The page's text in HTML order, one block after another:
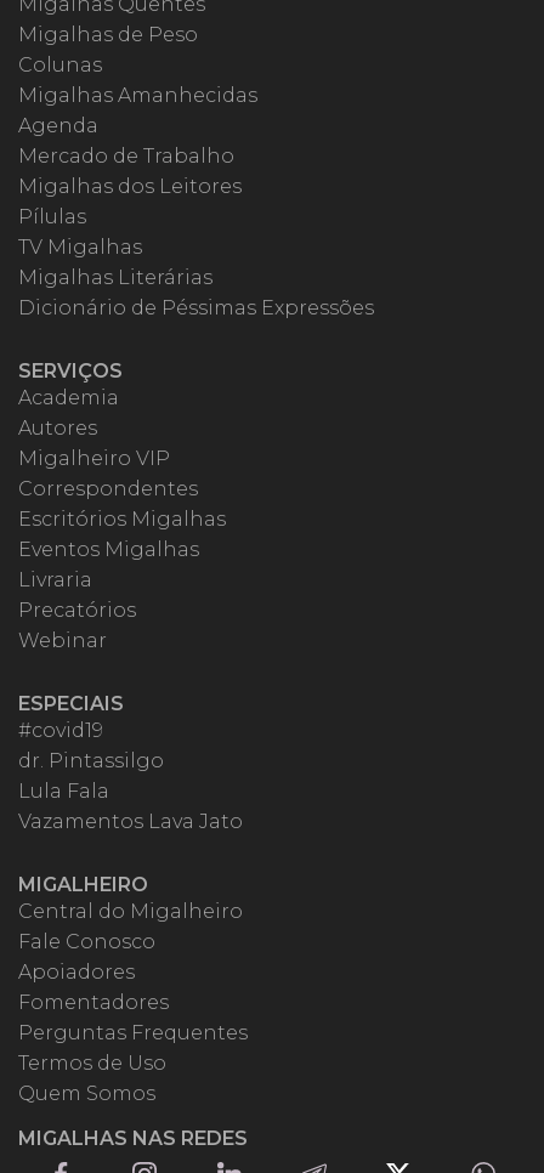
Migalhas de Peso
Colunas
Migalhas Amanhecidas
Agenda
Mercado de Trabalho
Migalhas dos Leitores
Pílulas
TV Migalhas
Migalhas Literárias
Dicionário de Péssimas Expressões
SERVIÇOS
Academia
Autores
Migalheiro VIP
Correspondentes
Escritórios Migalhas
Eventos Migalhas
Livraria
Precatórios
Webinar
ESPECIAIS
#covid19
dr. Pintassilgo
Lula Fala
Vazamentos Lava Jato
MIGALHEIRO
Central do Migalheiro
Fale Conosco
Apoiadores
Fomentadores
Perguntas Frequentes
Termos de Uso
Quem Somos
MIGALHAS NAS REDES